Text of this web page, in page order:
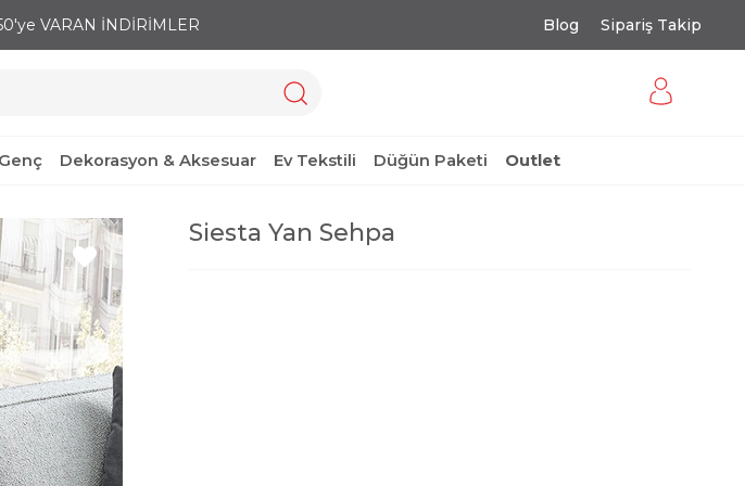
VARAN İNDİRİMLER Blog Sipariş Takip
Dekorasyon & Aksesuar Ev Tekstili Düğün Paketi Outlet
Siesta Yan Sehpa